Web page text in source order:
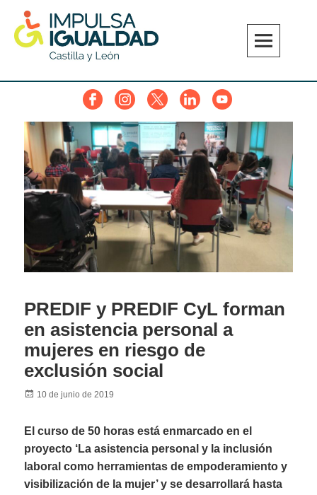
content
FacebookInstagramTwitterLinkedinYouTube
PREDIF y PREDIF CyL forman
en asistencia personal a
mujeres en riesgo de
exclusión social
Posted
10 de junio de 2019
El curso de 50 horas está enmarcado en el
proyecto ‘La asistencia personal y la inclusión
laboral como herramientas de empoderamiento y
visibilización de la mujer’ y se desarrollará hasta